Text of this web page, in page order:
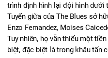
trình định hình lại đội hình dưới
Tuyến giữa của The Blues sở
Enzo Fernandez, Moises
Tuy nhiên, họ vẫn thiếu một
biệt, đặc biệt là trong khâu tấn